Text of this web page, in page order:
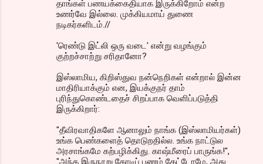
தாங்கள் பணயக்கைதியாக இருக்கிறோம் என்ற
உணர்வே இல்லை. முக்கியமாய் துணை
நடிகர்களிடம்.//
'ரெண்டு இட்லி ஒரு வடை' என்று வழங்கும்
குற்றச்சாற்று சரிதானோ?
இஸ்லாமிய, கிறிஸ்துவ நன்நெறிகள் என்றால் இன்ன
மாதிரியாக்கும் என, இயக்குநர் தாம்
புரிந்துகொண்டதைச் சிறப்பாக வெளிப்படுத்தி
இருக்கிறார்:
"தீவிரவாதிகளே ஆனாலும் நாங்க (இஸ்லாமியர்கள்)
உங்க பெண்களைத் தொடுறதில்ல. உங்க நாட்டுல
அரசாங்கமே கற்பழிக்கிது. காஷ்மீரைப் பாருங்க!",